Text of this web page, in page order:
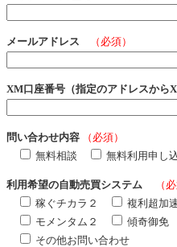
メールアドレス （必須）
XM口座番号（指定のアドレスから
問い合わせ内容
（必須）
無料相談
無料利用申し
利用希望の自動売買システム
（
稼ぐチカラ２
複利超加
モメンタム２
傾奇御免
その他お問い合わせ